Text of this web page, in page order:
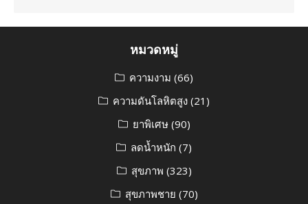
หมวดหมู่
ความงาม (66)
ความดันโลหิตสูง (21)
ยาพิเศษ(90)
ลดน้ำหนัก (7)
สุขภาพ (323)
สุขภาพชาย (70)